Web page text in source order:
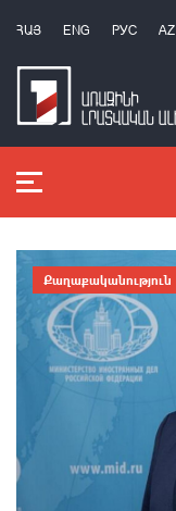
ՀԱՅ ENG РУС AZ
Քաղաքականություն